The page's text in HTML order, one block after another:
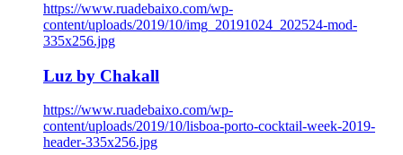
https://www.ruadebaixo.com/wp-
content/uploads/2019/10/img_20191024_202524-mod-
335x256.jpg
Luz by Chakall
https://www.ruadebaixo.com/wp-
content/uploads/2019/10/lisboa-porto-cocktail-week-2019-
header-335x256.jpg